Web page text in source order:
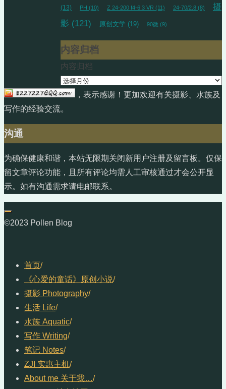
(13) PH (10) Z 24-200 f4-6.3 VR (11) 24-70/2.8 (8)
摄
影 (121) 原创文学 (19) 90微 (9)
内容归档
内容归档
，表示感谢！更加欢迎有关摄影、水族及
写作的经验交流。
沟通
为确保健康和谐，本站无限期关闭新用户注册及留言板。仅保
留文章评论功能，且所有评论均需人工审核通过才会公开显
示。如有沟通需求请电邮联系。
©2023 Pollen Blog
首页/
《心爱的童话》原创小说/
摄影 Photography/
生活 Life/
水族 Aquatic/
写作 Writing/
笔记 Notes/
ZJI 实惠主机/
About me 关于我…/